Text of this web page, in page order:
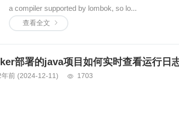
a compiler supported by lombok, so lo...
查看全文
部署的java项目如何实时查看运行日
年前 (2024-12-11) 1703